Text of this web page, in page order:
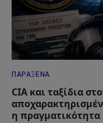
ΠΑΡΆΞΕΝΑ
CIA και ταξίδια
η πραγματικότητα